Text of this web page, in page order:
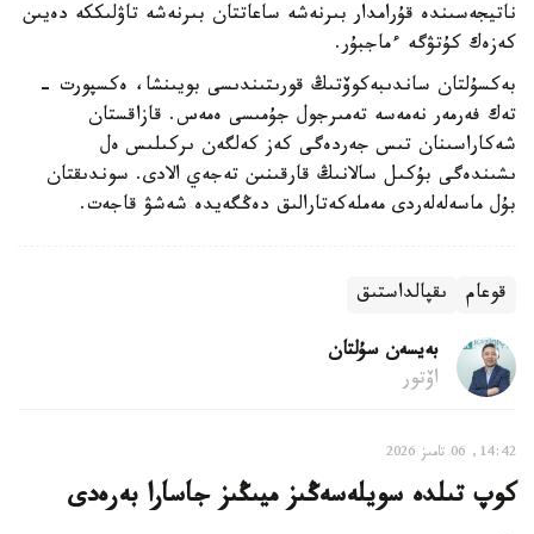
ناتيجەسىندە قۇرامدار بىرنەشە ساعاتتان بىرنەشە تاۋلىككە دەيىن
كەزەك كۇتۋگە ءماجبۇر.
بەكسۇلتان ساندىبەكوۆتىڭ قورىتىندىسى بويىنشا، ەكسپورت -
تەك فەرمەر نەمەسە تەمىرجول جۇمىسى ەمەس. قازاقستان
شەكاراسىنان تىس جەردەگى كەز كەلگەن ىركىلىس ەل
ىشىندەگى بۇكىل سالانىڭ قارقىنىن تەجەي الادى. سوندىقتان
بۇل ماسەلەلەردى مەملەكەتارالىق دەڭگەيدە شەشۋ قاجەت.
قوعام ىقپالداستىق
بەيسەن سۇلتان
اۆتور
14:42, 06 تامىز 2026
كوپ تىلدە سويلەسەڭىز ميىڭىز جاسارا بەرەدى